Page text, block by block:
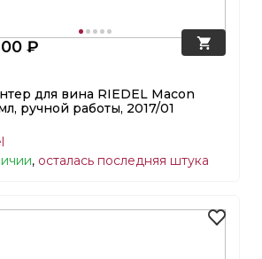
₽
для вина RIEDEL Macon
ручной работы, 2017/01
, осталась последняя штука